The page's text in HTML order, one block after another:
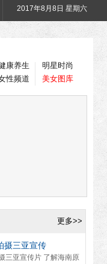
2017年8月8日 星期六
康养生
性频道
明星时尚
美女图库
更多>>
摄三亚宣传
三亚宣传片 了解海南原